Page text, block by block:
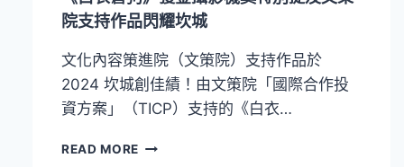
院支持作品閃耀坎城
文化內容策進院（文策院）支持作品於
2024 坎城創佳績！由文策院「國際合作投
資方案」（TICP）支持的《白衣…
READ MORE 《白